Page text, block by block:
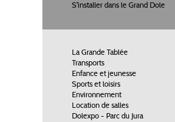
S'installer dans le Grand Dole
La Grande Tablée
Transports
Enfance et jeunesse
Sports et loisirs
Environnement
Location de salles
Dolexpo - Parc du Jura